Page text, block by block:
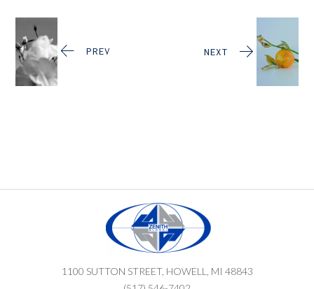
PREV NEXT
1100 SUTTON STREET, HOWELL, MI 48843